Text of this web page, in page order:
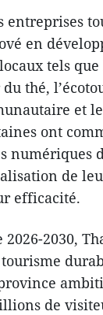
entreprises
en
tels
thé,
et
ont
numériques
de
efficacité.
2030,
de